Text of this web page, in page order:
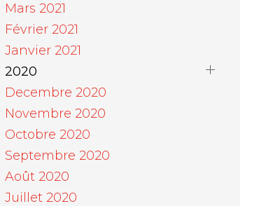
Mars 2021
Février 2021
Janvier 2021
2020
Decembre 2020
Novembre 2020
Octobre 2020
Septembre 2020
Août 2020
Juillet 2020